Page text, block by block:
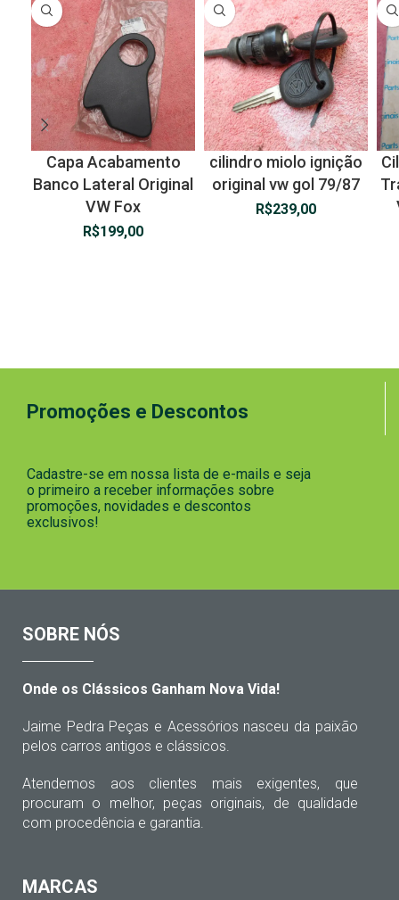
Capa Acabamento
Banco Lateral Original
VW Fox
R$199,00
cilindro miolo ignição
original vw gol 79/87
R$239,00
Promoções e Descontos
Cadastre-se em nossa lista de e-mails e seja
o primeiro a receber informações sobre
promoções, novidades e descontos
exclusivos!
SOBRE NÓS
Onde os Clássicos Ganham Nova Vida!
Jaime Pedra Peças e Acessórios nasceu da paixão
pelos carros antigos e clássicos.
Atendemos aos clientes mais exigentes, que
procuram o melhor, peças originais, de qualidade
com procedência e garantia.
MARCAS